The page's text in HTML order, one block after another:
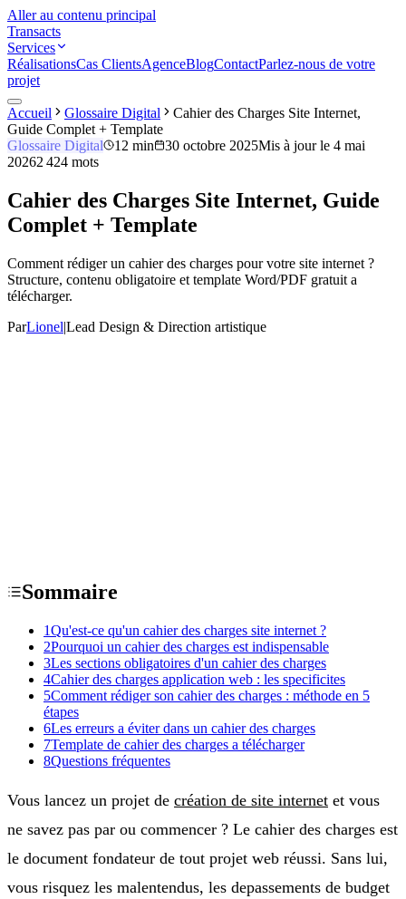
Aller au contenu principal
Transacts
Services
RéalisationsCas ClientsAgenceBlogContactParlez-nous de votre
projet
Accueil Glossaire Digital
Cahier des Charges Site Internet,
Guide Complet + Template
Glossaire Digital
12 min 30 octobre 2025Mis à jour le 4 mai
20262 424 mots
Cahier des Charges Site Internet, Guide
Complet + Template
Comment rédiger un cahier des charges pour votre site internet ?
Structure, contenu obligatoire et template Word/PDF gratuit a
télécharger.
ParLionel|Lead Design & Direction artistique
Sommaire
1Qu'est-ce qu'un cahier des charges site internet ?
2Pourquoi un cahier des charges est indispensable
3Les sections obligatoires d'un cahier des charges
4Cahier des charges application web : les specificites
5Comment rédiger son cahier des charges : méthode en 5
étapes
6Les erreurs a éviter dans un cahier des charges
7Template de cahier des charges a télécharger
8Questions fréquentes
Vous lancez un projet de création de site internet et vous
ne savez pas par ou commencer ? Le cahier des charges est
le document fondateur de tout projet web réussi. Sans lui,
vous risquez les malentendus, les depassements de budget